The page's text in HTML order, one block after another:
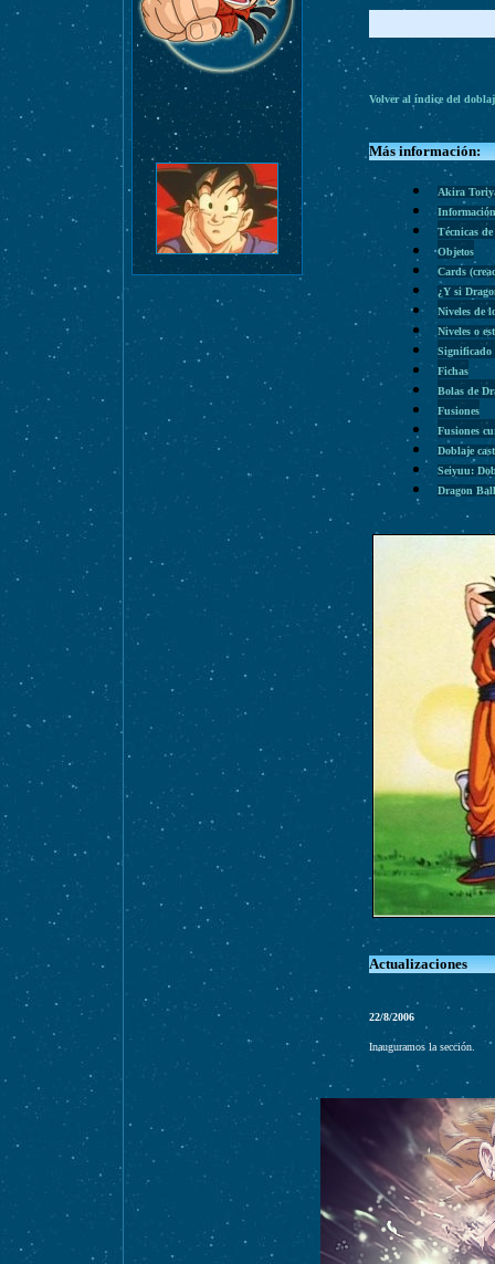
Volver al índice del
Más información:
Akira
Técnicas de
Objetos
Cards
¿Y si
Niveles de
Niveles o
Significado
Fichas
Bolas de
Fusiones
Fusiones
Doblaje
Seiyuu:
Dragon
Actualizaciones
22/8/2006
Inauguramos la sección.